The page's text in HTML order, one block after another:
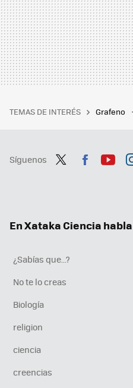
TEMAS DE INTERÉS Grafeno
Síguenos
En Xataka Ciencia
¿Sabías que...?
No te lo creas
Biología
religion
ciencia
creencias